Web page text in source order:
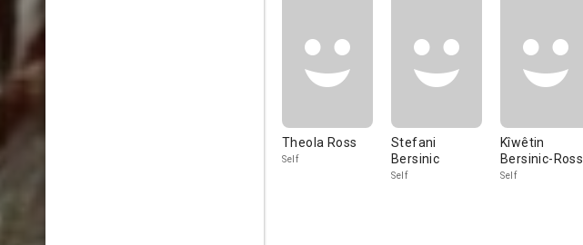
Theola Ross
Self
Stefani
Bersinic
Self
Kîwêtin
Bersinic-Ross
Self